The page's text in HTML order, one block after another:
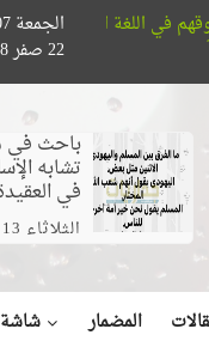
مؤسسة
الله في البحر (فيديو)
الجمعة 07 أغسطس 2026
22 صفر 1448
باحث في
تشابه
في
الثلاثاء 13 مايو 2025
المضمار